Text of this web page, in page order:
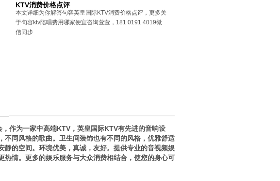
KTV消费价格点评
本文详细为你解答句容英皇国际KTV消费价格点评，更多关
于句容ktv陪唱费用哪家便宜咨询萱萱，181 0191 4019微
信同步
作为一家中高端KTV，英皇国际KTV有先进的音响设
不同风格的歌曲。卫生间装饰也有不同的风格，优雅舒适
静的空间。环境优美，真诚，友好。提供专业的音视频娱
热情。更多的娱乐服务与大众消费相结合，使您的身心可